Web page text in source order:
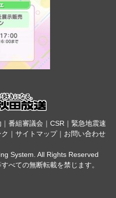
｜ 番組審議会 ｜ CSR｜ 緊急地震速
ク ｜ サイトマップ｜ お問い合わせ
System. All Rights Reserved
べての無断転載を禁じます。